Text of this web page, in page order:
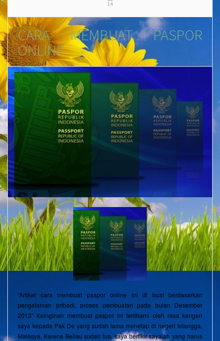
14
CARA MEMBUAT PASPOR
ONLINE
“Artikel cara membuat paspor online ini di buat berdasarkan
pengalaman pribadi, proses pembuatan pada bulan Desember
2013” Keinginan membuat paspor ini terilhami oleh rasa kangen
saya kepada Pak De yang sudah lama menetap di negeri tetangga,
Malasya. Karena Beliau sudah tua, saya berfikir sayalah yang harus